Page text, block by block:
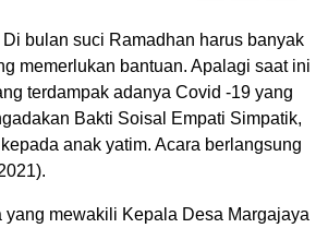
Di bulan suci Ramadhan harus banyak
memerlukan bantuan. Apalagi saat ini
terdampak adanya Covid -19 yang
Bakti Soisal Empati Simpatik,
anak yatim. Acara berlangsung
mewakili Kepala Desa Margajaya